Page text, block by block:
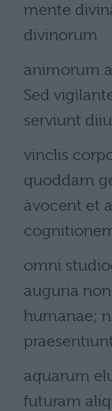
mente
divinorum
animorum
Sed
serviunt
vinclis
quoddam
àvocent et
omni
auguria
humanae;
aquarum
futuram